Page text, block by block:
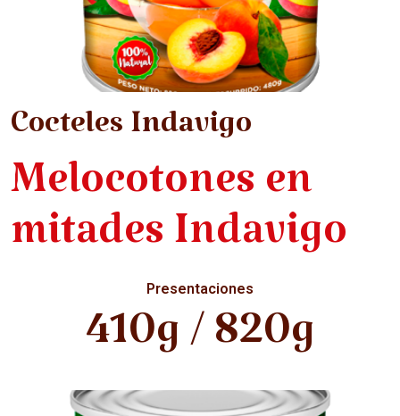
Cocteles Indavigo
Melocotones en
mitades Indavigo
Presentaciones
410g / 820g